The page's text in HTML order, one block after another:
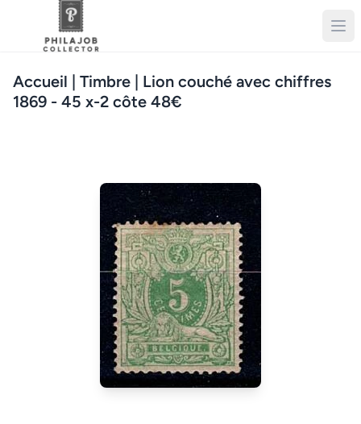
Accueil | Timbre | Lion couché avec chiffres
1869 - 45 x-2 côte 48€